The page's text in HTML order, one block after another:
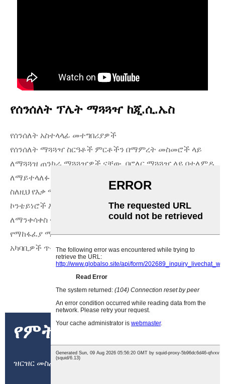
የሰንሰለት ፕሌት ማጓጓዣ ከጂ.ሲ.ኤስ
የሰንሰለት አስተላላፊ መተግበሪያዎች
የሰንሰለት ማጓጓዣ ስርዓቶች ምርቶችን በማምረት መስመሮች ላይ
ለማጓጓዝ ጠንካራ ማጓጓዣዎች ናቸው. በሮለር ማጓጓዣ ላይ በተለምዶ
ለማይተላለፉ ለብዙ እቃዎች ተስማሚ ናቸው. ዓይነተኛ አጠቃቀሞች
ስለዚህ የእቃ ማስቀመጫዎች፣ መደርደሪያዎች፣ የእንጨት ኢንዱስትሪ
ኮንቴይነሮች እና ጠንካራ የታችኛው ወለል ላለው ማንኛውም ምርት
ለማንቀሳቀስ ናቸው። መጋዘኖችን፣ አውቶሞቲቭ እፅዋትን እና
የማከፋፈያ ማዕከሎችን ጨምሮ በብዙ የኢንዱስትሪ እና የንግድ
አካባቢዎች ጥቅም ላይ ይውላሉ
ምርጥ ዋጋዎችን ያግኙ
የምትፈልገውን አላገኘህም?
ዝርዝር መስፈርቶችዎን ብቻ ይንገሩን. በጣም ጥሩው ቅናሽ ይቀርባል.